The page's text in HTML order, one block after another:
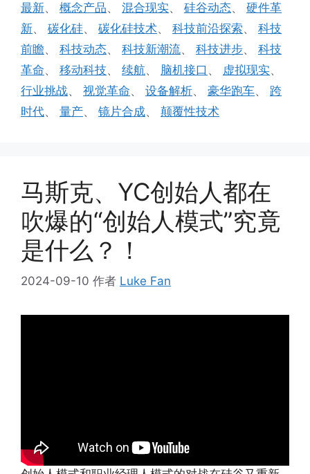
最新、 概念产品、 混合现实、 硅谷动态、 硬件革
新、 碳化硅、 碳化硅技术、 科技前沿探索、 科技
前瞻、 科技动态、 科技新潮流、 科技进步、 科技
革命、 移动科技、 续航、 脑机接口 、 虚拟现实、
行业挑战、 视觉革命、 设备解析、 豪华跑车、 跨
时代、 量产、 镜片合成、 颠覆性技术
马斯克、YC创始人都在
吹爆的“创始人模式”究竟
是什么？！
2024-09-10 作者 Luke Fan